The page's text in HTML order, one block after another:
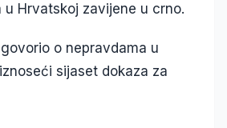
u Hrvatskoj zavijene u crno.
o nepravdama u
sijaset dokaza za